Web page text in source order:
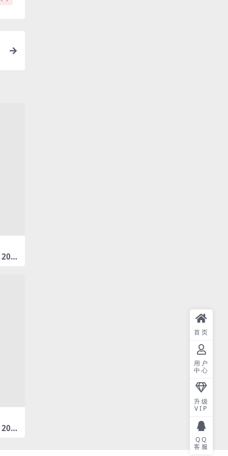
202
202
首页
用户
中心
升级
VIP
QQ
客服